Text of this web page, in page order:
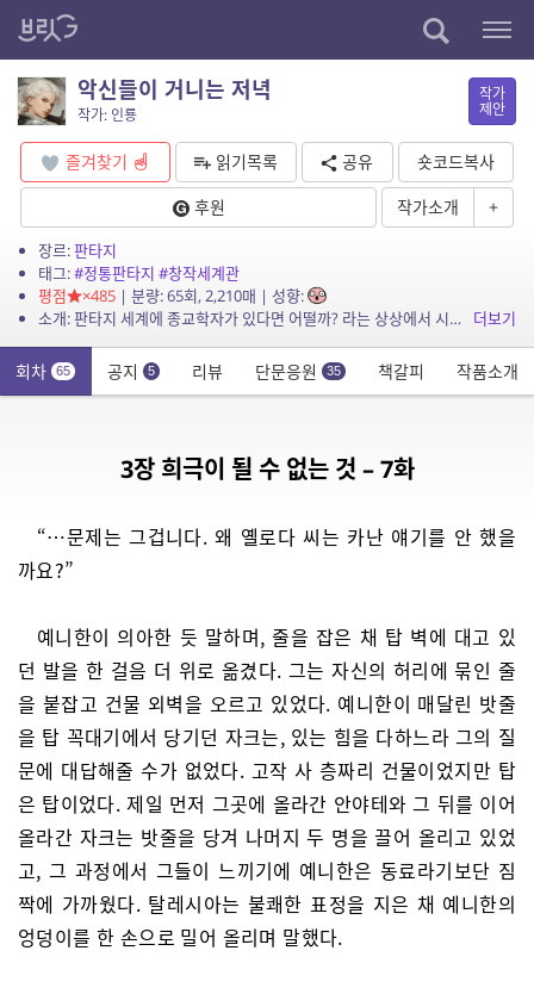
악신들이 거니는 저녁
작가: 인룡
작가
제안
즐겨찾기 읽기목록 공유
숏코드복사
후원
작가소개 +
장르:판타지
태그:#정통판타지 #창작세계관
평점
×485| 분량: 65회, 2,210매 | 성향:
소개: 판타지 세계에 종교학자가 있다면 어떨까? 라는 상상에서 시작한, 본격 설명충 주인공과 그의 설명을 듣기 버거워하는 동료들의 모험 이야기.
더보기
회차 65 공지 5 리뷰 단문응원 35 책갈피 작품소개
3장 희극이 될 수 없는 것 – 7화
“…문제는 그겁니다. 왜 옐로다 씨는 카난 얘기를 안 했을
까요?”
예니한이 의아한 듯 말하며, 줄을 잡은 채 탑 벽에 대고 있
던 발을 한 걸음 더 위로 옮겼다. 그는 자신의 허리에 묶인 줄
을 붙잡고 건물 외벽을 오르고 있었다. 예니한이 매달린 밧줄
을 탑 꼭대기에서 당기던 자크는, 있는 힘을 다하느라 그의 질
문에 대답해줄 수가 없었다. 고작 사 층짜리 건물이었지만 탑
은 탑이었다. 제일 먼저 그곳에 올라간 안야테와 그 뒤를 이어
올라간 자크는 밧줄을 당겨 나머지 두 명을 끌어 올리고 있었
고, 그 과정에서 그들이 느끼기에 예니한은 동료라기보단 짐
짝에 가까웠다. 탈레시아는 불쾌한 표정을 지은 채 예니한의
엉덩이를 한 손으로 밀어 올리며 말했다.